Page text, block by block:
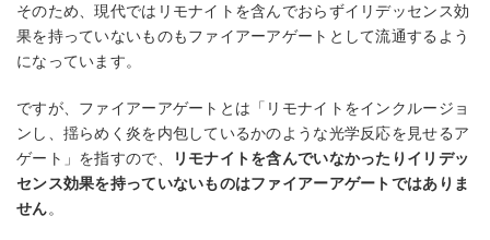
そのため、現代ではリモナイトを含んでおらずイリデッセンス効
果を持っていないものもファイアーアゲートとして流通するよう
になっています。
ですが、ファイアーアゲートとは「リモナイトをインクルージョ
ンし、揺らめく炎を内包しているかのような光学反応を見せるア
ゲート」を指すので、
リモナイトを含んでいなかったりイリデッ
センス効果を持っていないものはファイアーアゲートではありま
せん。